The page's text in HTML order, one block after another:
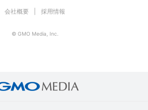
会社概要 採用情報
© GMO Media, Inc.